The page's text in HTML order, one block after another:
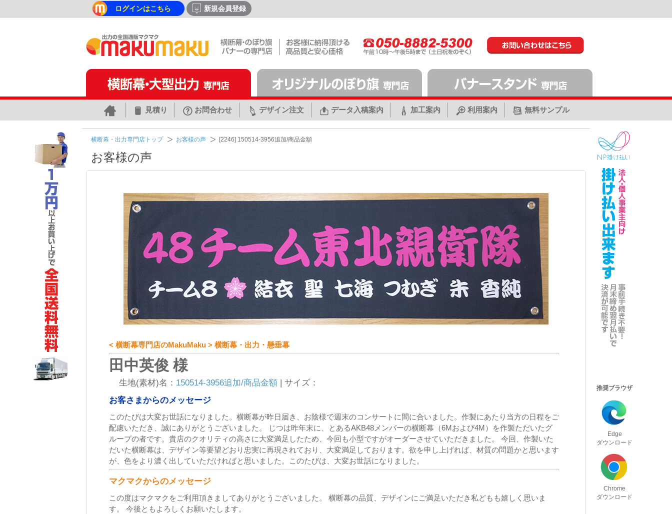
ログインはこちら 新規会員登録
見積り お問合わせ デザイン注文 データ入稿案内 加工案内 利用案内 無料サンプル
推奨ブラウザ
Edge
ダウンロード
Chrome
ダウンロード
横断幕・出力専門店トップ お客様の声 [2246] 150514-3956追加/商品金額
お客様の声
< 横断幕専門店のMakuMaku > 横断幕・出力・懸垂幕
田中英俊 様
生地(素材)名： 150514-3956追加/商品金額 | サイズ：
お客さまからのメッセージ
このたびは大変お世話になりました。横断幕が昨日届き、お陰様で週末のコンサートに間に合いました。作製にあたり当方の日程をご
配慮いただき、誠にありがとうございました。 じつは昨年末に、とあるAKB48メンバーの横断幕（6Mおよび4M）を作製ただいたグ
ループの者です。貴店のクオリティの高さに大変満足したため、今回も小型ですがオーダーさせていただきました。 今回、作製いた
だいた横断幕は、デザイン等要望どおり忠実に再現されており、大変満足しております。欲を申し上げれば、材質の問題かと思います
が、色をより濃く出していただければと思いました。このたびは、大変お世話になりました。
マクマクからのメッセージ
この度はマクマクをご利用頂きましてありがとうございました。 横断幕の品質、デザインにご満足いただき私どもも嬉しく思いま
す。 今後ともよろしくお願いたします。